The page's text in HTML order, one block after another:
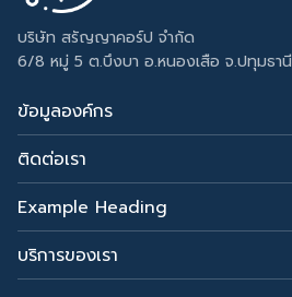
บริษัท สรัญญาคอร์ป จำกัด
6/8 หมู่ 5 ต.บึงบา อ.หนองเสือ จ.ปทุมธา
ข้อมูลองค์กร
ติดต่อเรา
อีเมล: sarunyacrop@gmail.com
โทรศัพท์:0915265156
Example Heading
Change this text by adding widget
Widgets and choose Footer Column
บริการของเรา
รับทำเซลเพจ